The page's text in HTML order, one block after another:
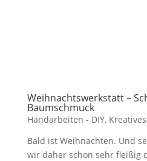
Weihnachtswerkstatt –
Baumschmuck
Handarbeiten - DIY, Kreatives
Bald ist Weihnachten. Und
wir daher schon sehr fleißig